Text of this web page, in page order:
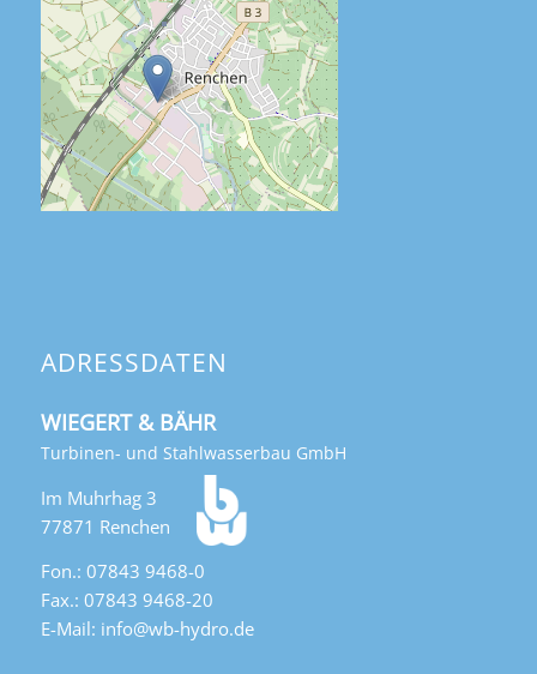
ADRESSDATEN
WIEGERT & BÄHR
Turbinen- und Stahlwasserbau GmbH
Im Muhrhag 3
77871 Renchen
Fon.: 07843 9468-0
Fax.: 07843 9468-20
E-Mail: info@wb-hydro.de